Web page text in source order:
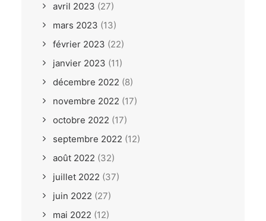
avril 2023 (27)
mars 2023 (13)
février 2023 (22)
janvier 2023 (11)
décembre 2022 (8)
novembre 2022 (17)
octobre 2022 (17)
septembre 2022 (12)
août 2022 (32)
juillet 2022 (37)
juin 2022 (27)
mai 2022 (12)